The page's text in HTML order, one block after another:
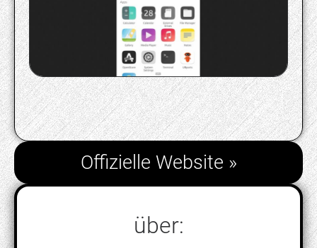
Offizielle Website »
über: